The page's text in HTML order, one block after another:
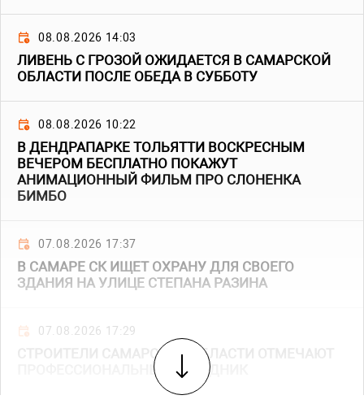
08.08.2026 14:03
ЛИВЕНЬ С ГРОЗОЙ ОЖИДАЕТСЯ В САМАРСКОЙ
ОБЛАСТИ ПОСЛЕ ОБЕДА В СУББОТУ
08.08.2026 10:22
В ДЕНДРАПАРКЕ ТОЛЬЯТТИ ВОСКРЕСНЫМ
ВЕЧЕРОМ БЕСПЛАТНО ПОКАЖУТ
АНИМАЦИОННЫЙ ФИЛЬМ ПРО СЛОНЕНКА
БИМБО
07.08.2026 17:37
В САМАРЕ СК ИЩЕТ ОХРАНУ ДЛЯ СВОЕГО
ЗДАНИЯ НА УЛИЦЕ СТЕПАНА РАЗИНА
07.08.2026 17:29
СТРОИТЕЛИ САМАРСКОЙ ОБЛАСТИ ОТМЕЧАЮТ
ПРОФЕССИОНАЛЬНЫЙ ПРАЗДНИК